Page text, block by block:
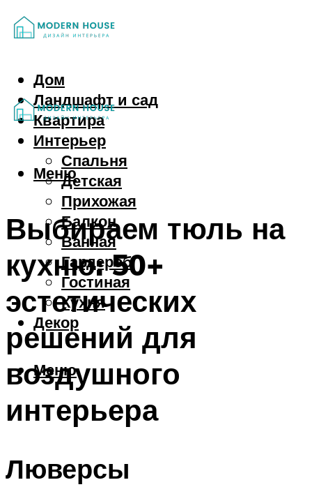
Дом
Ландшафт и сад
Квартира
Интерьер
Спальня
Детская
Прихожая
Балкон
Ванная
Гардероб
Гостиная
Кухня
Декор
Меню
Меню
Выбираем тюль на
кухню: 50+
эстетических
решений для
воздушного
интерьера
Люверсы